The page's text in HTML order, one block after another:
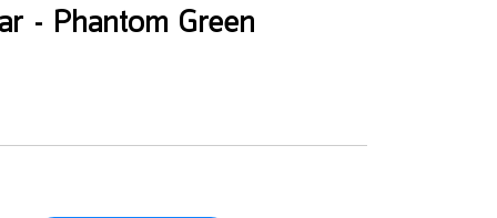
- Phantom Green